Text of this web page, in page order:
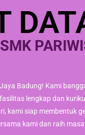
Badung! Kami
lengkap dan
kami siap membentuk
kami dan raih